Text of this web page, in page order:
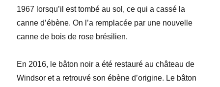
1967 lorsqu’il est tombé au sol, ce qui a cassé la
canne d’ébène. On l’a remplacée par une nouvelle
canne de bois de rose brésilien.
En 2016, le bâton noir a été restauré au château de
Windsor et a retrouvé son ébène d’origine. Le bâton